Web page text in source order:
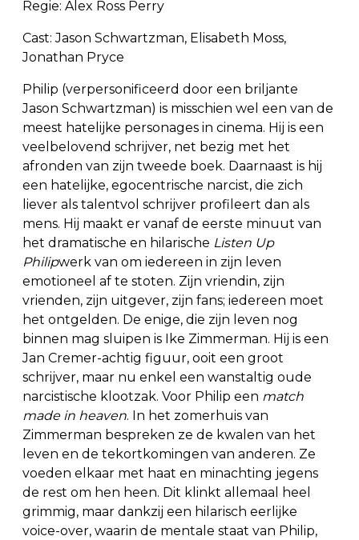
Regie: Alex Ross Perry
Cast: Jason Schwartzman, Elisabeth Moss,
Jonathan Pryce
Philip (verpersonificeerd door een briljante
Jason Schwartzman) is misschien wel een van de
meest hatelijke personages in cinema. Hij is een
veelbelovend schrijver, net bezig met het
afronden van zijn tweede boek. Daarnaast is hij
een hatelijke, egocentrische narcist, die zich
liever als talentvol schrijver profileert dan als
mens. Hij maakt er vanaf de eerste minuut van
het dramatische en hilarische Listen Up
Philipwerk van om iedereen in zijn leven
emotioneel af te stoten. Zijn vriendin, zijn
vrienden, zijn uitgever, zijn fans; iedereen moet
het ontgelden. De enige, die zijn leven nog
binnen mag sluipen is Ike Zimmerman. Hij is een
Jan Cremer-achtig figuur, ooit een groot
schrijver, maar nu enkel een wanstaltig oude
narcistische klootzak. Voor Philip een match
made in heaven. In het zomerhuis van
Zimmerman bespreken ze de kwalen van het
leven en de tekortkomingen van anderen. Ze
voeden elkaar met haat en minachting jegens
de rest om hen heen. Dit klinkt allemaal heel
grimmig, maar dankzij een hilarisch eerlijke
voice-over, waarin de mentale staat van Philip,